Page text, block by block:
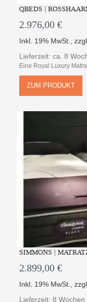
QBEDS |
2.976,00 €
Inkl. 19% MwSt. ,
Lieferzeit: ca. 8
Eine Royal Luxury
ZUM PRODUKT
SIMMONS |
2.899,00 €
Inkl. 19% MwSt. ,
Lieferzeit: 8 Wochen